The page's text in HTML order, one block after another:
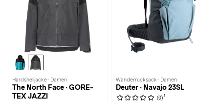
Hardshelljacke · Damen
The North Face · GORE-
TEX JAZZI
Wanderrucksack · Damen
Deuter · Navajo 23SL
(0) 1